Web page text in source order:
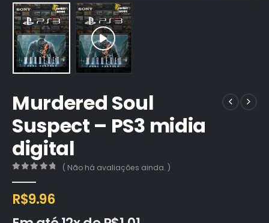
Murdered Soul
Suspect – PS3 midia
digital
( Não há avaliações ainda. )
R$9.96